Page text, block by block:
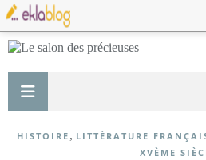
HISTOIRE , LITTÉRATURE
XVÈME